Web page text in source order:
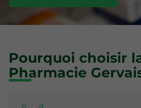
Pourquoi choisir
Pharmacie